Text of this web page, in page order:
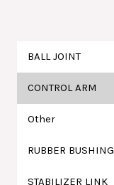
BALL JOINT
CONTROL ARM
Other
RUBBER BUSHING
STABILIZER LINK